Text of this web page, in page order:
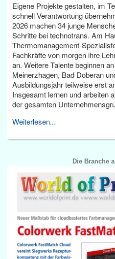
Eigene Projekte gestalten, im
schnell Verantwortung
2026 machen 34 junge
Schritte bei technotrans. Am
Thermomanagement-
Fachkräfte von morgen ihre
an. Weitere Talente beginnen
Meinerzhagen, Bad Doberan
Ausbildungsjahr teilweise erst
Insgesamt lernen und arbeiten
der gesamten
Weiterlesen...
Die Branche